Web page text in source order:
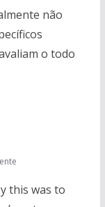
não
o todo
this was to